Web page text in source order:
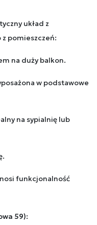
układ z
pomieszczeń:
na duży balkon.
w podstawowe
na sypialnię lub
funkcjonalność
59):